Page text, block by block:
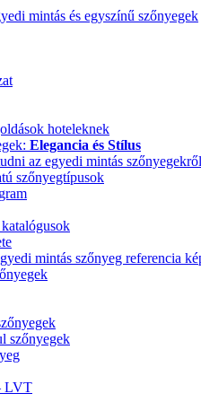
hoteleknek
Elegancia és Stílus
az egyedi mintás szőnyegekről
szőnyegtípusok
mintás szőnyeg referencia
szőnyegek
LVT